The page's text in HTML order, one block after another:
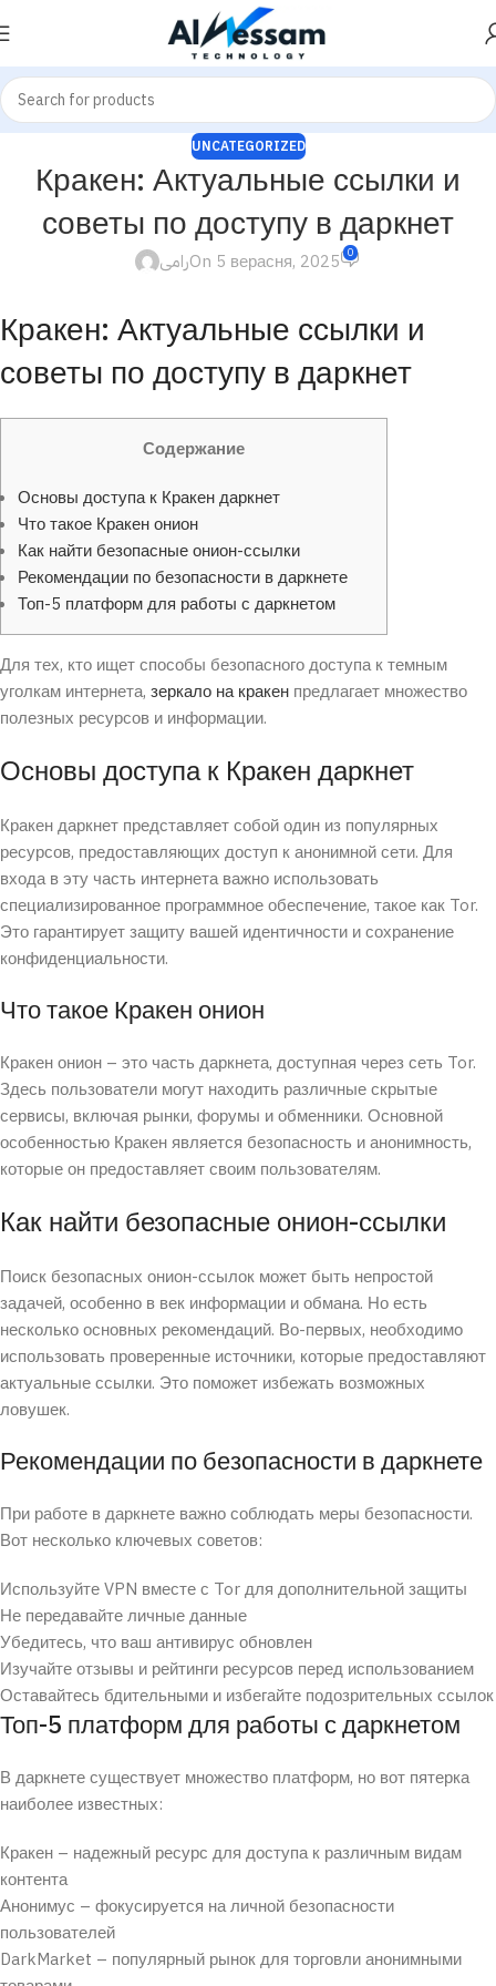
UNCATEGORIZED
Кракен: Актуальные ссылки и
советы по доступу в даркнет
رامىOn 5 верасня, 2025 0
Кракен: Актуальные ссылки и
советы по доступу в даркнет
Содержание
Основы доступа к Кракен даркнет
Что такое Кракен онион
Как найти безопасные онион-ссылки
Рекомендации по безопасности в даркнете
Топ-5 платформ для работы с даркнетом
Для тех, кто ищет способы безопасного доступа к темным
уголкам интернета, зеркало на кракен предлагает множество
полезных ресурсов и информации.
Основы доступа к Кракен даркнет
Кракен даркнет представляет собой один из популярных
ресурсов, предоставляющих доступ к анонимной сети. Для
входа в эту часть интернета важно использовать
специализированное программное обеспечение, такое как Tor.
Это гарантирует защиту вашей идентичности и сохранение
конфиденциальности.
Что такое Кракен онион
Кракен онион – это часть даркнета, доступная через сеть Tor.
Здесь пользователи могут находить различные скрытые
сервисы, включая рынки, форумы и обменники. Основной
особенностью Кракен является безопасность и анонимность,
которые он предоставляет своим пользователям.
Как найти безопасные онион-ссылки
Поиск безопасных онион-ссылок может быть непростой
задачей, особенно в век информации и обмана. Но есть
несколько основных рекомендаций. Во-первых, необходимо
использовать проверенные источники, которые предоставляют
актуальные ссылки. Это поможет избежать возможных
ловушек.
Рекомендации по безопасности в даркнете
При работе в даркнете важно соблюдать меры безопасности.
Вот несколько ключевых советов:
Используйте VPN вместе с Tor для дополнительной защиты
Не передавайте личные данные
Убедитесь, что ваш антивирус обновлен
Изучайте отзывы и рейтинги ресурсов перед использованием
Оставайтесь бдительными и избегайте подозрительных ссылок
Топ-5 платформ для работы с даркнетом
В даркнете существует множество платформ, но вот пятерка
наиболее известных:
Кракен – надежный ресурс для доступа к различным видам
контента
Анонимус – фокусируется на личной безопасности
пользователей
DarkMarket – популярный рынок для торговли анонимными